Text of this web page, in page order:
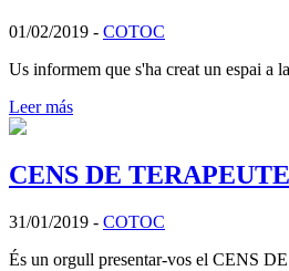
01/02/2019 - COTOC
Us informem que s'ha creat un espai a
Leer más
CENS DE
31/01/2019 - COTOC
És un orgull presentar-vos el CENS